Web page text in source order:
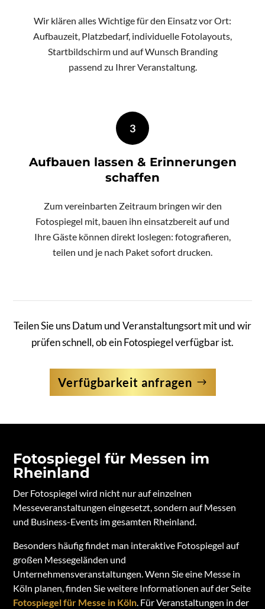
Wir klären alles Wichtige für den Einsatz vor Ort:
Aufbauzeit, Platzbedarf, individuelle Fotolayouts,
Startbildschirm und auf Wunsch Branding
passend zu Ihrer Veranstaltung.
3
Aufbauen lassen & Erinnerungen
schaffen
Zum vereinbarten Zeitraum bringen wir den
Fotospiegel mit, bauen ihn einsatzbereit auf und
Ihre Gäste können direkt loslegen: fotografieren,
teilen und je nach Paket sofort drucken.
Teilen Sie uns Datum und Veranstaltungsort mit und wir
prüfen schnell, ob ein Fotospiegel verfügbar ist.
Verfügbarkeit anfragen
Fotospiegel für Messen im
Rheinland
Der Fotospiegel wird nicht nur auf einzelnen
Messeveranstaltungen eingesetzt, sondern auf Messen
und Business-Events im gesamten Rheinland.
Besonders häufig findet man interaktive Fotospiegel auf
großen Messegeländen und
Unternehmensveranstaltungen. Wenn Sie eine Messe in
Köln planen, finden Sie weitere Informationen auf der Seite
Fotospiegel für Messe in Köln. Für Veranstaltungen in der